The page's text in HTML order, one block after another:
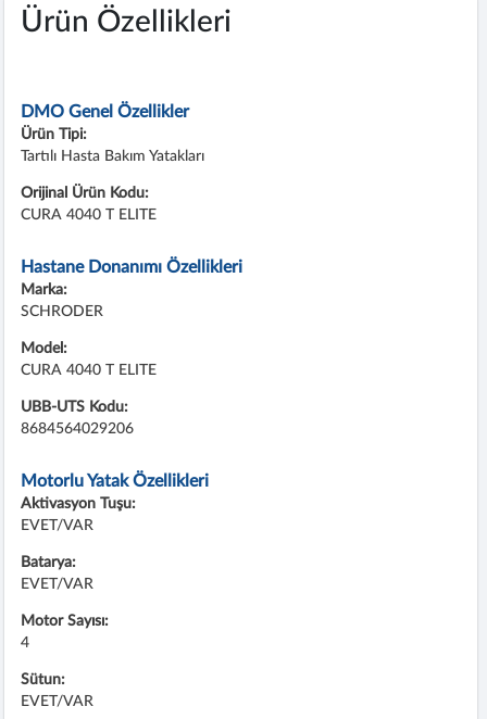
Ürün Özellikleri
DMO Genel Özellikler
Ürün Tipi:
Tartılı Hasta Bakım Yatakları
Orijinal Ürün Kodu:
CURA 4040 T ELITE
Hastane Donanımı Özellikleri
Marka:
SCHRODER
Model:
CURA 4040 T ELITE
UBB-UTS Kodu:
8684564029206
Motorlu Yatak Özellikleri
Aktivasyon Tuşu:
EVET/VAR
Batarya:
EVET/VAR
Motor Sayısı:
4
Sütun:
EVET/VAR